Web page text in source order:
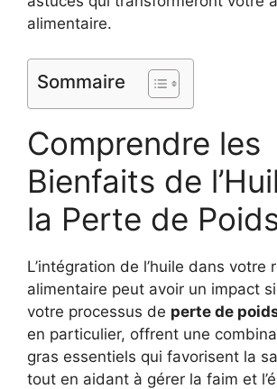
alimentaire.
Sommaire
Comprendre les
Bienfaits de
la Perte de
L’intégration de l’huile dans votre
alimentaire peut avoir un impact
votre processus de perte de
en particulier, offrent une
gras essentiels qui favorisent la
tout en aidant à gérer la faim et